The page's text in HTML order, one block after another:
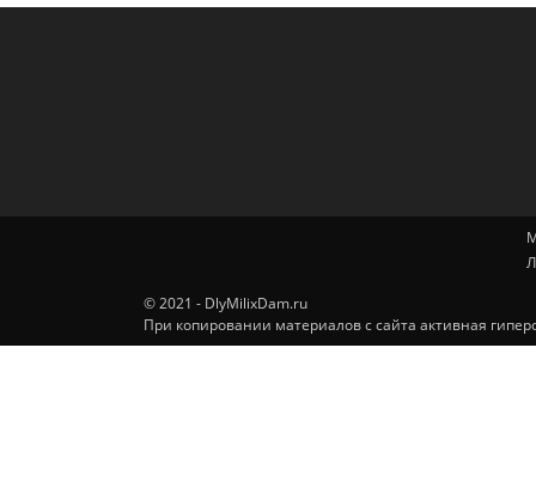
© 2021 - DlyMilixDam.ru
При копировании материалов с сайта активная